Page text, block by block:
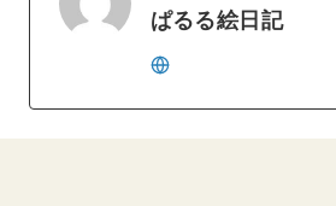
ぱるる絵日記